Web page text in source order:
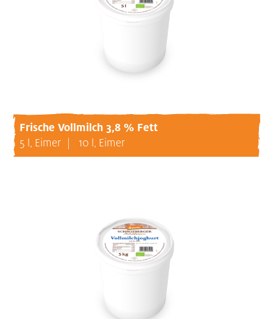
Frische Vollmilch 3,8 % Fett
5 l, Eimer 10 l, Eimer